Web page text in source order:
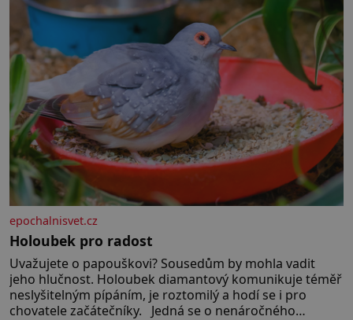
epochalnisvet.cz
Holoubek pro radost
Uvažujete o papouškovi? Sousedům by mohla vadit
jeho hlučnost. Holoubek diamantový komunikuje téměř
neslyšitelným pípáním, je roztomilý a hodí se i pro
chovatele začátečníky. Jedná se o nenáročného